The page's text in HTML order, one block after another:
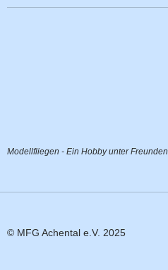
Modellfliegen - Ein Hobby unter Freunden
© MFG Achental e.V. 2025